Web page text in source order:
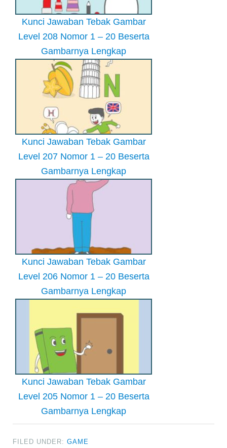
Kunci Jawaban Tebak Gambar
Level 208 Nomor 1 – 20 Beserta
Gambarnya Lengkap
Kunci Jawaban Tebak Gambar
Level 207 Nomor 1 – 20 Beserta
Gambarnya Lengkap
Kunci Jawaban Tebak Gambar
Level 206 Nomor 1 – 20 Beserta
Gambarnya Lengkap
Kunci Jawaban Tebak Gambar
Level 205 Nomor 1 – 20 Beserta
Gambarnya Lengkap
FILED UNDER:GAME